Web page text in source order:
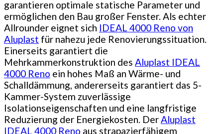
garantieren optimale statische Parameter und
ermöglichen den Bau großer Fenster. Als echter
Allrounder eignet sich IDEAL 4000 Reno von
Aluplast für nahezu jede Renovierungssituation.
Einerseits garantiert die
Mehrkammerkonstruktion des Aluplast IDEAL
4000 Reno ein hohes Maß an Wärme- und
Schalldämmung, andererseits garantiert das 5-
Kammer-System zuverlässige
Isolationseigenschaften und eine langfristige
Reduzierung der Energiekosten. DerAluplast
IDEAL 4000 Reno aus strapazierfähigem